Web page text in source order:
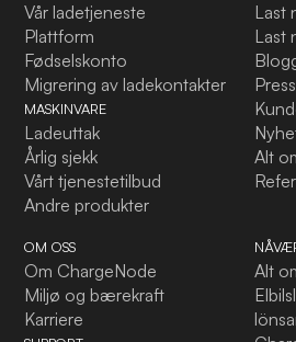
Vår ladetjeneste
Plattform
Fødselskonto
Migrering av ladekontakter
MASKINVARE
Ladeuttak
Årlig sjekk
Vårt tjenestetilbud
Andre produkter
Last
Last
Alt
OM OSS
Om ChargeNode
Miljø og bærekraft
Karriere
Alt